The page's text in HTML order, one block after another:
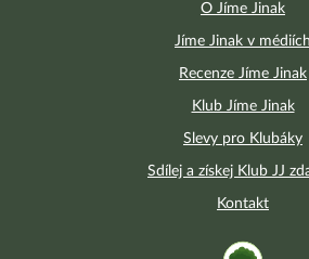
O Jíme Jinak
Jíme Jinak v médiích
Recenze Jíme Jinak
Klub Jíme Jinak
Slevy pro Klubáky
Sdílej a získej Klub JJ
Kontakt